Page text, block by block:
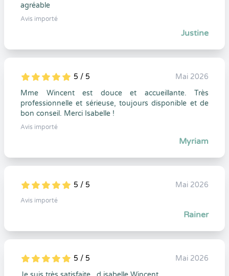
agréable
Avis importé
Justine
5
1
5
0 5 / 5
Mai 2026
Mme Wincent est douce et accueillante. Très
professionnelle et sérieuse, toujours disponible et de
bon conseil. Merci Isabelle !
Avis importé
Myriam
5
1
5
0 5 / 5 Mai 2026
Avis importé
Rainer
5
1
5
0 5 / 5
Mai 2026